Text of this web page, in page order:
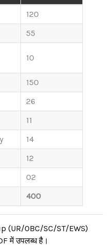
120
55
10
150
26
11
14
12
02
400
(UR/OBC/SC/ST/EWS)
में उपलब्ध है।